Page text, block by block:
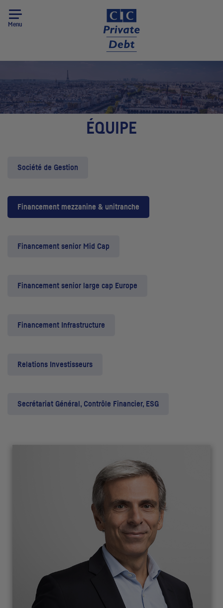
Menu
ÉQUIPE
Société de Gestion
Financement mezzanine & unitranche
Financement senior Mid Cap
Financement senior large cap Europe
Financement Infrastructure
Relations Investisseurs
Secrétariat Général, Contrôle Financier, ESG